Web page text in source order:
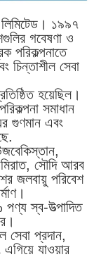
লিমিটেড। ১৯৯৭
গবেষণা ও
পরিকল্পনাতে
চিন্তাশীল সেবা
হয়েছিল।
সমাধান
গুণমান এবং
সৌদি আরব
জলবায়ু পরিবেশ
স্ব-উত্পাদিত
সেবা প্রদান,
যাওয়ার